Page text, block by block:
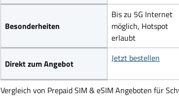
Vergleich von Prepaid SIM & eSIM Angeboten für
Besonderheiten
Bis zu 5G Internet
möglich, Hotspot
erlaubt
Direkt zum Angebot Jetzt bestellen